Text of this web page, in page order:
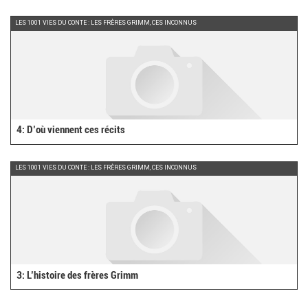
LES 1001 VIES DU CONTE : LES FRÈRES GRIMM, CES INCONNUS
4: D’où viennent ces récits
LES 1001 VIES DU CONTE : LES FRÈRES GRIMM, CES INCONNUS
3: L’histoire des frères Grimm